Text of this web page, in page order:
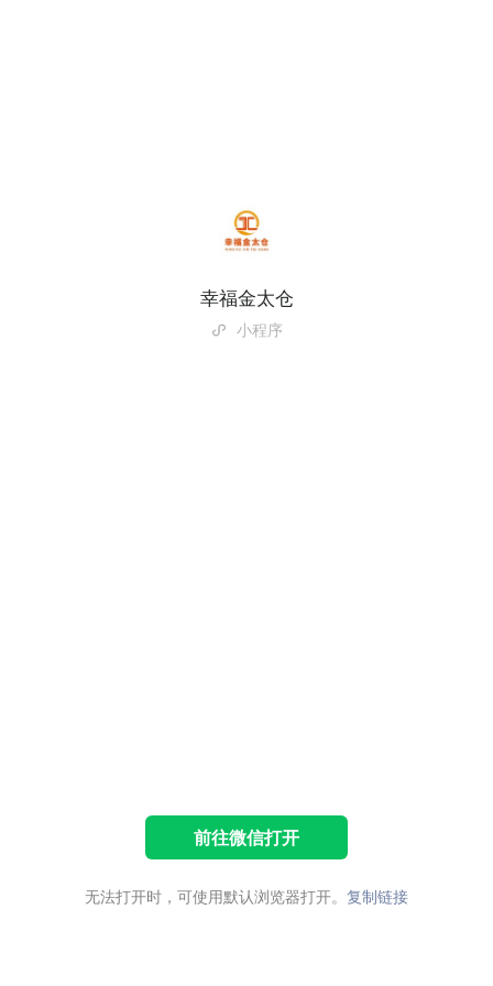
幸福金太仓
小程序
前往微信打开
无法打开时，可使用默认浏览器打开。 复制链接